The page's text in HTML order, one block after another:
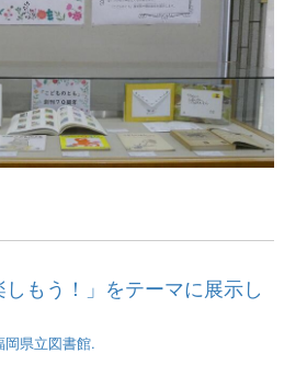
しもう！」をテーマに展示し
岡県立図書館.